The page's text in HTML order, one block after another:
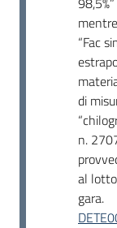
“Fac
di
n.
al
gara.